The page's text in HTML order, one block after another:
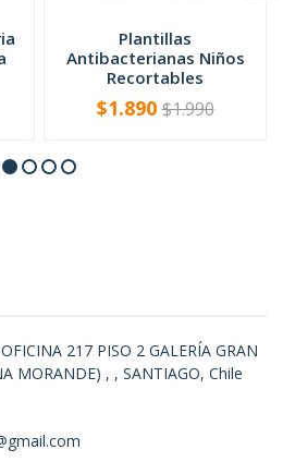
Plantillas
Antibacterianas Niños
Recortables
+
$1.890$1.990
217 PISO 2 GALERÍA GRAN
MORANDE) , , SANTIAGO, Chile